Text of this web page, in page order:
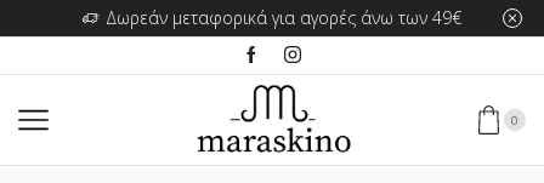
Δωρεάν μεταφορικά για αγορές άνω των 49€
0